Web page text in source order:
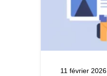
11 février 2026